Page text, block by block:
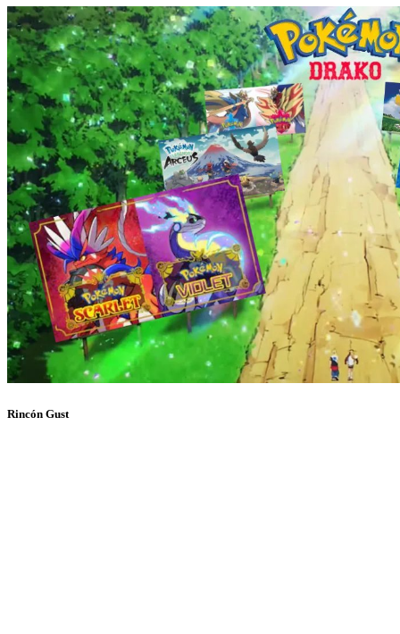
Rincón Gust